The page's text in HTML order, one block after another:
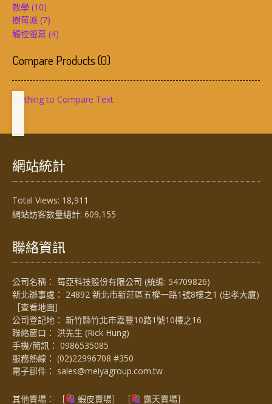
教學 (10)
樹莓派 (7)
觸控螢幕 (4)
Compare Products(0)
Nothing to Compare Text
網站統計
Total Views: 18,911
網站訪客數量總計: 609,155
聯絡資訊
公司名稱： 莓亞科技股份有限公司 (統編: 54709826)
新北辦事處： 24892 新北市新莊區五權一路1號8樓之1 (忠孝大廈)
［查看地圖］
公司登記地： 新竹縣竹北市嘉豐10路1號10樓之16
聯絡窗口： 洪先生 (Rick Hung)
手機/簡訊： 0986535085
服務熱線： (02)22996708 #350
電子郵件： sales@meiyagroup.com.tw
其他賣場： ［ 蝦皮賣場］ ［ 露天賣場］